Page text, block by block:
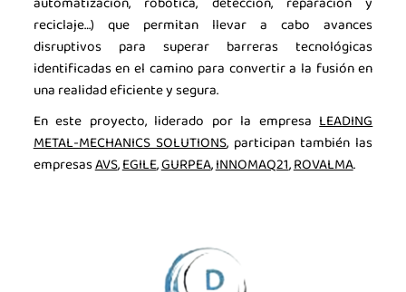
reciclaje…) que permitan llevar a cabo avances
disruptivos para superar barreras tecnológicas
identificadas en el camino para convertir a la fusión en
una realidad eficiente y segura.
En este proyecto, liderado por la empresaLEADING
METAL-MECHANICS SOLUTIONS, participan también las
empresasAVS,EGILE,GURPEA,INNOMAQ21,ROVALMA.